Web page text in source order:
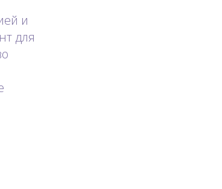
и
для